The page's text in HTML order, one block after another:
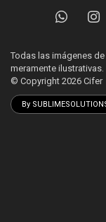
Todas las imágenes
meramente ilustrativas.
© Copyright 2026 Cifer
By